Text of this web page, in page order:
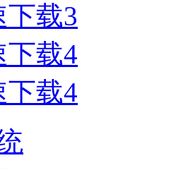
载3
下载4
下载4